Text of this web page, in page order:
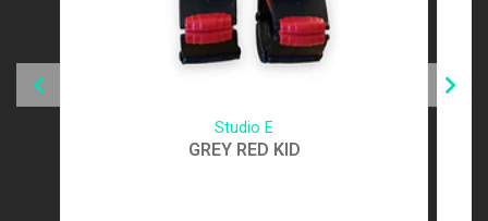
Studio E
GREY RED KID